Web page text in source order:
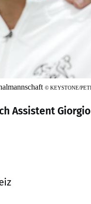
© KEYSTONE/
Assistent